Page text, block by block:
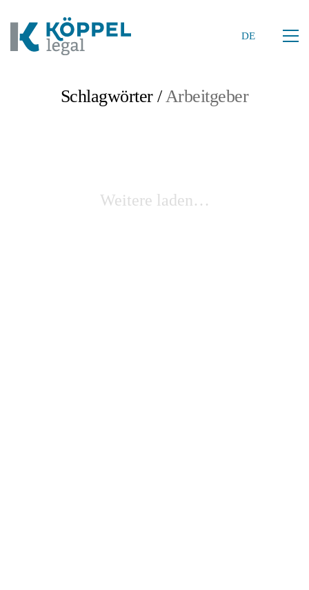
DE
Schlagwörter /Arbeitgeber
Weitere laden…